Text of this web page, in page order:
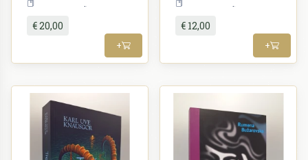
€ 20,00
+
€ 12,00
+